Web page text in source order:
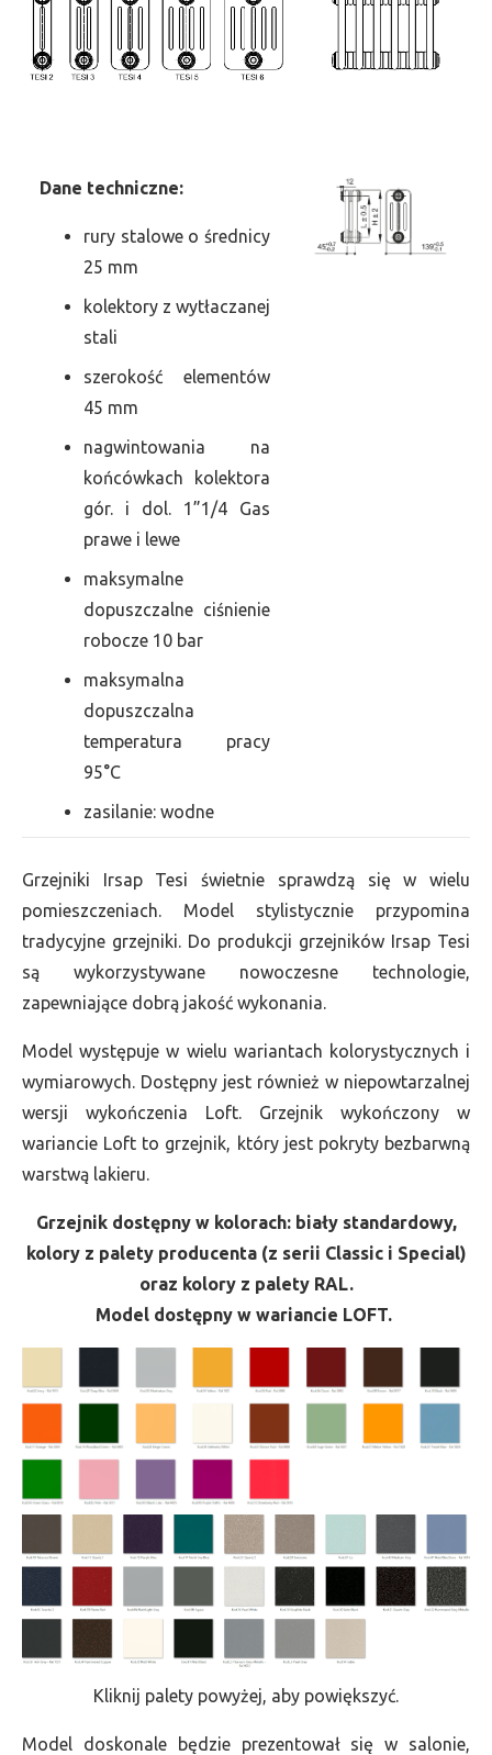
Dane techniczne:
rury stalowe o średnicy
25 mm
kolektory z wytłaczanej
stali
szerokość elementów
45 mm
nagwintowania na
końcówkach kolektora
gór. i dol. 1”1/4 Gas
prawe i lewe
maksymalne
dopuszczalne ciśnienie
robocze 10 bar
maksymalna
dopuszczalna
temperatura pracy
95°C
zasilanie: wodne
Grzejniki Irsap Tesi świetnie sprawdzą się w wielu
pomieszczeniach. Model stylistycznie przypomina
tradycyjne grzejniki. Do produkcji grzejników Irsap Tesi
są wykorzystywane nowoczesne technologie,
zapewniające dobrą jakość wykonania.
Model występuje w wielu wariantach kolorystycznych i
wymiarowych. Dostępny jest również w niepowtarzalnej
wersji wykończenia Loft. Grzejnik wykończony w
wariancie Loft to grzejnik, który jest pokryty bezbarwną
warstwą lakieru.
Grzejnik dostępny w kolorach: biały standardowy,
kolory z palety producenta (z serii Classic i Special)
oraz kolory z palety RAL.
Model dostępny w wariancie LOFT.
Kliknij palety powyżej, aby powiększyć.
Model doskonale będzie prezentował się w salonie,